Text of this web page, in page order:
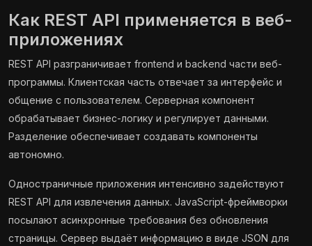
Как REST API применяется в веб-
приложениях
REST API разграничивает frontend и backend части веб-
программы. Клиентская часть отвечает за интерфейс и
общение с пользователем. Серверная компонент
обрабатывает бизнес-логику и регулирует данными.
Разделение обеспечивает создавать компоненты
автономно.
Одностраничные приложения интенсивно задействуют
REST API для извлечения данных. JavaScript-фреймворки
посылают асинхронные требования без обновления
страницы. Сервер выдаёт информацию в виде JSON для